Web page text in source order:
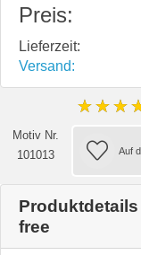
Preis:
Lieferzeit:
Versand:
Motiv Nr.
101013
free